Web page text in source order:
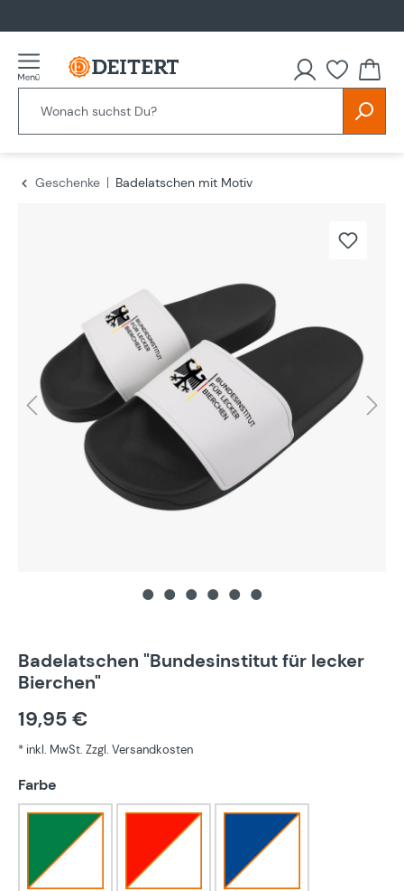
Geschenke
Badelatschen mit Motiv
Badelatschen "Bundesinstitut für lecker
Bierchen"
19,95 €
* inkl. MwSt. Zzgl. Versandkosten
Farbe